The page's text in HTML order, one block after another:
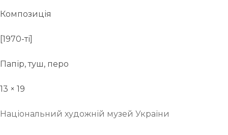
Композиція
[1970-ті]
Папір, туш, перо
13 × 19
Національний художній музей України